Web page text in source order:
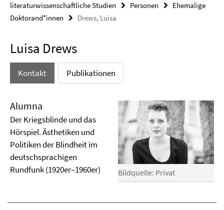
literaturwissenschaftliche Studien
Personen
Ehemalige
Doktorand*innen
Drews, Luisa
Luisa Drews
Kontakt Publikationen
Bildquelle: Privat
Alumna
Der Kriegsblinde und das
Hörspiel. Ästhetiken und
Politiken der Blindheit im
deutschsprachigen
Rundfunk (1920er–1960er)